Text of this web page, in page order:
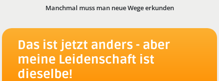
Manchmal muss man neue Wege erkunden
Das ist jetzt anders - aber
meine Leidenschaft ist
dieselbe!